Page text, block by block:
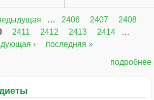
… 2406 2407
2408
2411 2412 2413 2414
…
›
последняя »
подробнее